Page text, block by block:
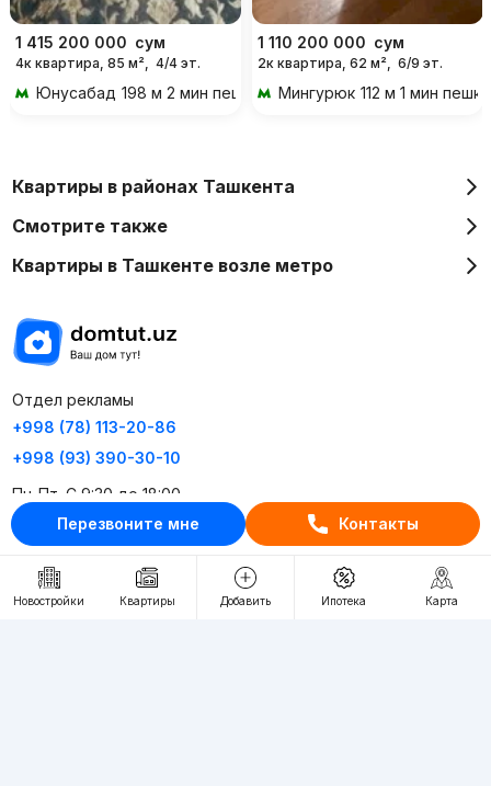
Перезвоните мне Контакты
1 415 200 000 сум
4к квартира, 85 м², 4/4 эт.
Юнусабад 198 м 2 мин пешком
1 110 200 000 сум
2к квартира, 62 м², 6/9 эт.
Мингурюк 112 м 1 мин
Новостройки Квартиры Добавить Ипотека Карта
Квартиры в районах Ташкента
Смотрите также
Квартиры в Ташкенте возле метро
Отдел рекламы
+998 (78) 113-20-86
+998 (93) 390-30-10
Пн-Пт. С 9:30 до 18:00
RU UZ
Контакты